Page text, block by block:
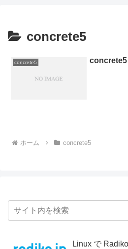
concrete5
concrete5 concrete5
ホーム concrete5
Linux で